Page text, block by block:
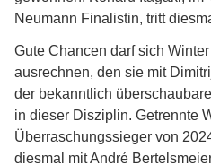
Neumann Finalistin, tritt
Gute Chancen darf sich
ausrechnen, den sie mit
der bekanntlich
in dieser Disziplin. Getrennte
Überraschungssieger von
diesmal mit André